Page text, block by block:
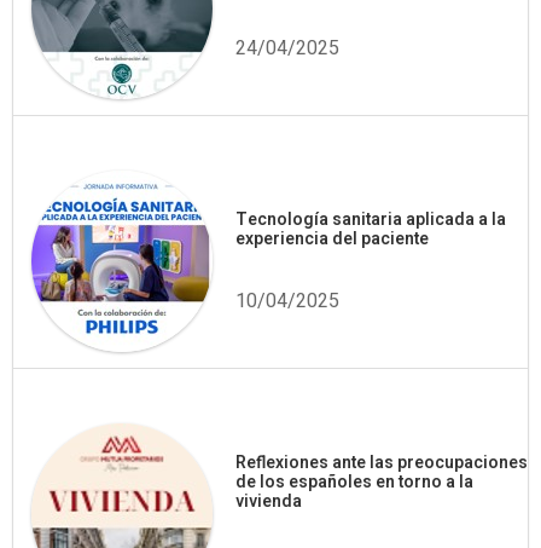
24/04/2025
Tecnología sanitaria aplicada a la
experiencia del paciente
10/04/2025
Reflexiones ante las preocupaciones
de los españoles en torno a la
vivienda